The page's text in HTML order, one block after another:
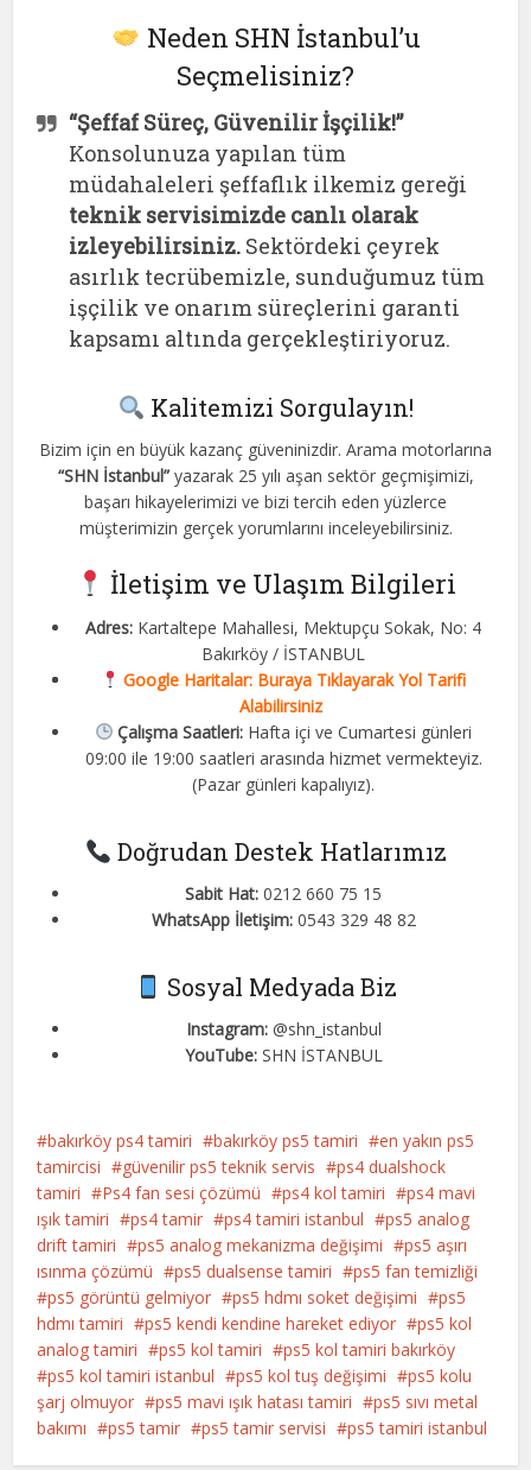
Neden SHN İstanbul’u
Seçmelisiniz?
“Şeffaf Süreç, Güvenilir İşçilik!”
Konsolunuza yapılan tüm
müdahaleleri şeffaflık ilkemiz gereği
teknik servisimizde canlı olarak
izleyebilirsiniz. Sektördeki çeyrek
asırlık tecrübemizle, sunduğumuz tüm
işçilik ve onarım süreçlerini garanti
kapsamı altında gerçekleştiriyoruz.
Kalitemizi Sorgulayın!
Bizim için en büyük kazanç güveninizdir. Arama motorlarına
“SHN İstanbul”yazarak 25 yılı aşan sektör geçmişimizi,
başarı hikayelerimizi ve bizi tercih eden yüzlerce
müşterimizin gerçek yorumlarını inceleyebilirsiniz.
İletişim ve Ulaşım Bilgileri
Adres: Kartaltepe Mahallesi, Mektupçu Sokak, No: 4
Bakırköy / İSTANBUL
Google Haritalar: Buraya Tıklayarak Yol Tarifi
Alabilirsiniz
Çalışma Saatleri: Hafta içi ve Cumartesi günleri
09:00 ile 19:00 saatleri arasında hizmet vermekteyiz.
(Pazar günleri kapalıyız).
Doğrudan Destek Hatlarımız
Sabit Hat: 0212 660 75 15
WhatsApp İletişim:0543 329 48 82
Sosyal Medyada Biz
Instagram:@shn_istanbul
YouTube:SHN İSTANBUL
bakırköy ps4 tamiri bakırköy ps5 tamiri
en yakın ps5
tamircisi
güvenilir ps5 teknik servis
ps4 dualshock
tamiri
Ps4 fan sesi çözümü ps4 kol tamiri
ps4 mavi
ışık tamiri
ps4 tamir ps4 tamiri istanbul
ps5 analog
drift tamiri
ps5 analog mekanizma değişimi
ps5 aşırı
ısınma çözümü
ps5 dualsense tamiri
ps5 fan temizliği
ps5 görüntü gelmiyor
ps5 hdmı soket değişimi
ps5
hdmı tamiri
ps5 kendi kendine hareket ediyor
ps5 kol
analog tamiri
ps5 kol tamiri
ps5 kol tamiri bakırköy
ps5 kol tamiri istanbul
ps5 kol tuş değişimi
ps5 kolu
şarj olmuyor
ps5 mavi ışık hatası tamiri
ps5 sıvı metal
bakımı
ps5 tamir ps5 tamir servisi ps5 tamiri istanbul